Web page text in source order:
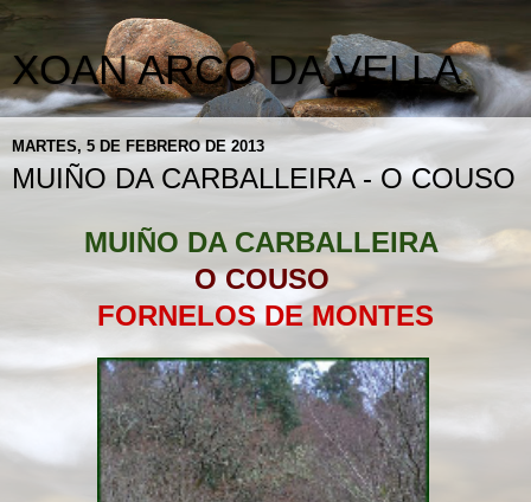
XOAN ARCO DA VELLA
MARTES, 5 DE FEBRERO DE 2013
MUIÑO DA CARBALLEIRA - O COUSO
MUIÑO DA CARBALLEIRA
O COUSO
FORNELOS DE MONTES